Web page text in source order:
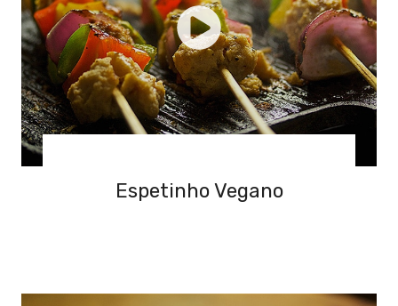
Espetinho Vegano